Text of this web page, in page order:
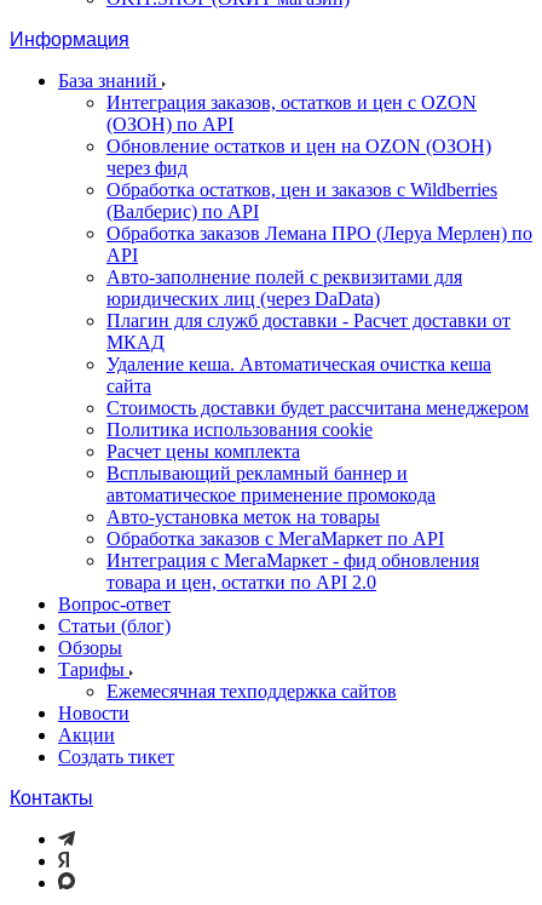
Информация
База знаний
Интеграция заказов, остатков и цен с OZON
(ОЗОН) по API
Обновление остатков и цен на OZON (ОЗОН)
через фид
Обработка остатков, цен и заказов с Wildberries
(Валберис) по API
Обработка заказов Лемана ПРО (Леруа Мерлен) по
API
Авто-заполнение полей с реквизитами для
юридических лиц (через DaData)
Плагин для служб доставки - Расчет доставки от
МКАД
Удаление кеша. Автоматическая очистка кеша
сайта
Стоимость доставки будет рассчитана менеджером
Политика использования cookie
Расчет цены комплекта
Всплывающий рекламный баннер и
автоматическое применение промокода
Авто-установка меток на товары
Обработка заказов с МегаМаркет по API
Интеграция с МегаМаркет - фид обновления
товара и цен, остатки по API 2.0
Вопрос-ответ
Статьи (блог)
Обзоры
Тарифы
Ежемесячная техподдержка сайтов
Новости
Акции
Создать тикет
Контакты